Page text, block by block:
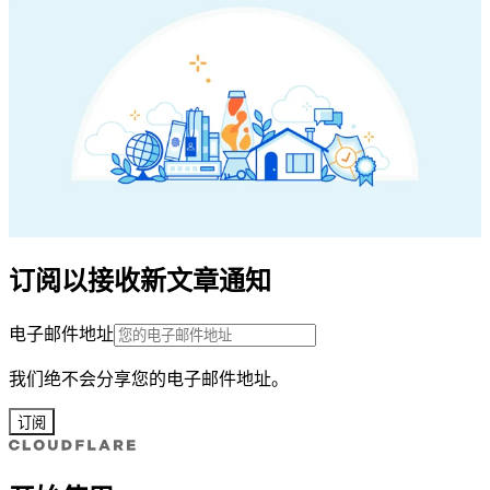
订阅以接收新文章通知
电子邮件地址
我们绝不会分享您的电子邮件地址。
订阅